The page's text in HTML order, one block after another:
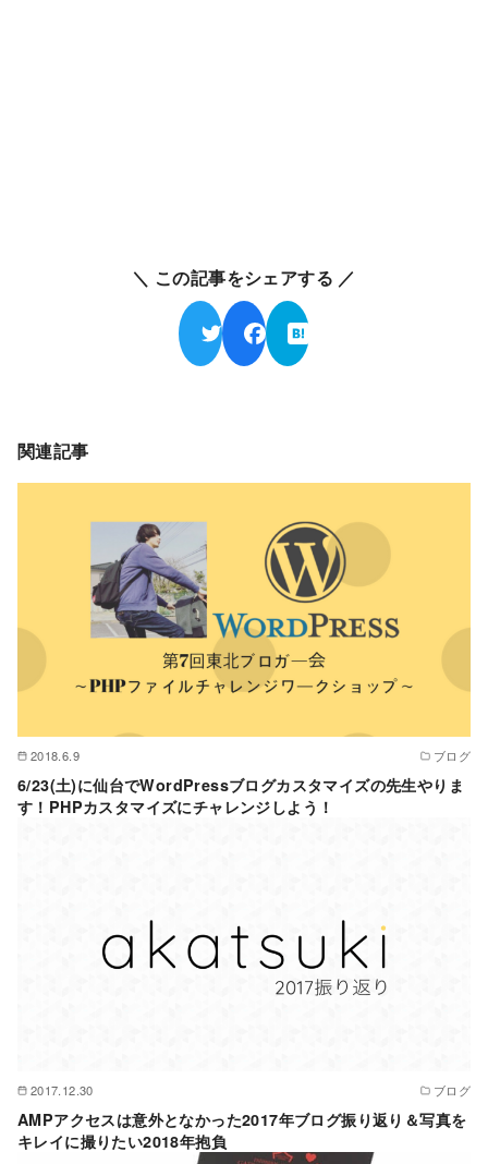
＼ この記事をシェアする ／
関連記事
2018.6.9 ブログ
6/23(土)に仙台でWordPressブログカスタマイズの先生やりま
す！PHPカスタマイズにチャレンジしよう！
2017.12.30 ブログ
AMPアクセスは意外となかった2017年ブログ振り返り＆写真を
キレイに撮りたい2018年抱負